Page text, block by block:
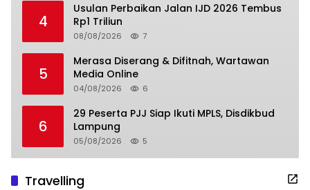
4
Usulan Perbaikan Jalan IJD 2026 Tembus
Rp1 Triliun
08/08/2026 7
5
Merasa Diserang & Difitnah, Wartawan
Media Online
04/08/2026 6
6
29 Peserta PJJ Siap Ikuti MPLS, Disdikbud
Lampung
05/08/2026 5
Travelling